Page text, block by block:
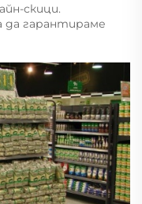
скици.
да гарантираме